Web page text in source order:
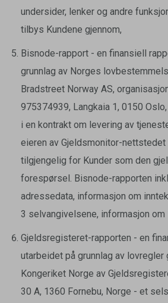
undersider, lenker og andre
tilbys Kundene gjennom,
Bisnode-rapport - en finansiell
grunnlag av Norges
Bradstreet Norway AS,
975374939, Langkaia 1, 0150
i en kontrakt om levering av
eieren av Gjeldsmonitor-nettstedet
tilgjengelig for Kunder som den
forespørsel. Bisnode-rapporten
adressedata, informasjon om
3 selvangivelsene, informasjon
Gjeldsregisteret-rapporten - en
utarbeidet på grunnlag av lovregler
Kongeriket Norge av
30 A, 1360 Fornebu, Norge - et